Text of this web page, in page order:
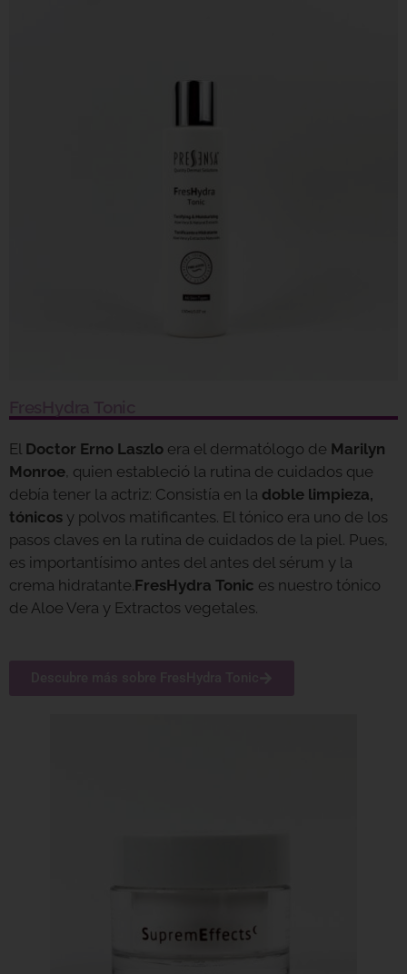
El Doctor Erno Laszlo era el dermatólogo de Marilyn
Monroe, quien estableció la rutina de cuidados que
debía tener la actriz: Consistía en la doble limpieza,
tónicos y polvos matificantes. El tónico era uno de los
pasos claves en la rutina de cuidados de la piel. Pues,
es importantísimo antes del antes del sérum y la
crema hidratante. FresHydra Tonic es nuestro tónico
de Aloe Vera y Extractos vegetales.